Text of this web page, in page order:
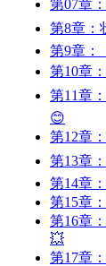
第07章
第8章：
第9章：
第10章
第11章
😊
第12章
第13章
第14章
第15章
第16章
💥
第17章